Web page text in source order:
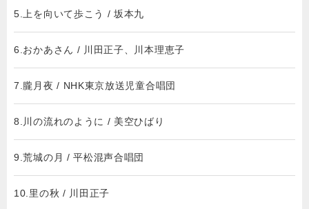
5.上を向いて歩こう / 坂本九
6.おかあさん / 川田正子、川本理恵子
7.朧月夜 / NHK東京放送児童合唱団
8.川の流れのように / 美空ひばり
9.荒城の月 / 平松混声合唱団
10.里の秋 / 川田正子